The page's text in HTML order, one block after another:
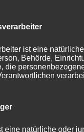
NEUESTE
ist eine
Behörde,
die
eine natürliche oder